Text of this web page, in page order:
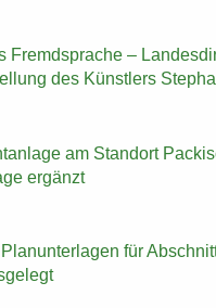
Fremd­spra­che –
des Künst­lers
am Stand­ort
er­gänzt
für